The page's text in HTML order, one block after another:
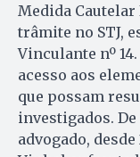
Medida Cautelar
trâmite no STJ,
Vinculante nº
acesso aos
que possam
investigados.
advogado,